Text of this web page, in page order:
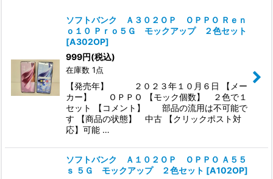
ソフトバンク Ａ３０２ＯＰ ＯＰＰＯ Ｒｅｎ
ｏ１０ Ｐｒｏ５Ｇ モックアップ ２色セット
[A302OP]
999円(税込)
在庫数 1点
【発売年】 ２０２３年１０月６日 【メー
カー】 ＯＰＰＯ 【モック個数】 ２色で１
セット 【コメント】 部品の流用は不可能で
す 【商品の状態】 中古 【クリックポスト対
応】可能 …
ソフトバンク Ａ１０２ＯＰ ＯＰＰＯ Ａ５５
ｓ ５Ｇ モックアップ ２色セット [A102OP]